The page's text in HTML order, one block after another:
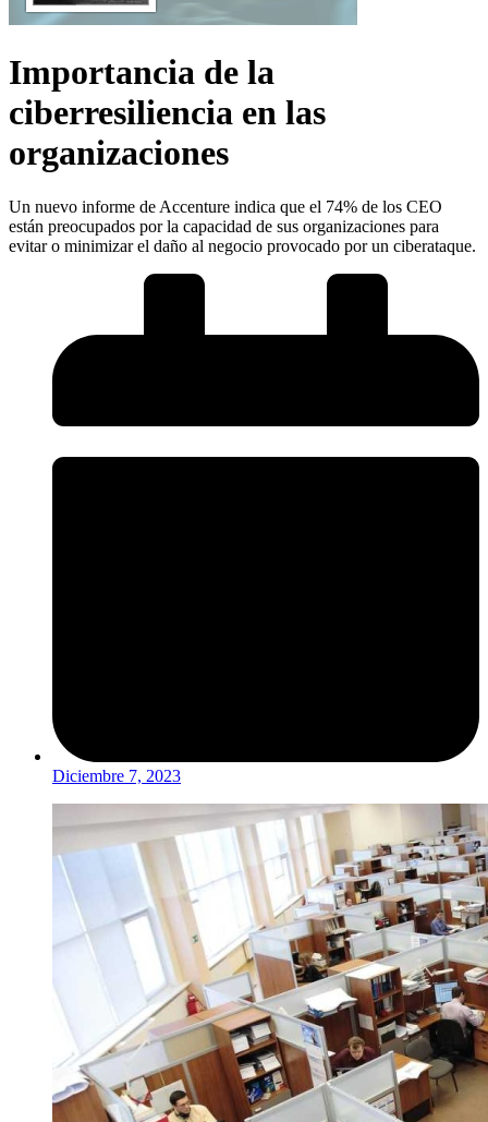
Importancia de la
ciberresiliencia en las
organizaciones
Un nuevo informe de Accenture indica que el 74% de los CEO
están preocupados por la capacidad de sus organizaciones para
evitar o minimizar el daño al negocio provocado por un ciberataque.
Diciembre 7, 2023